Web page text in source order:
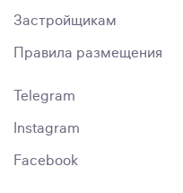
Застройщикам
Правила размещения
Telegram
Instagram
Facebook